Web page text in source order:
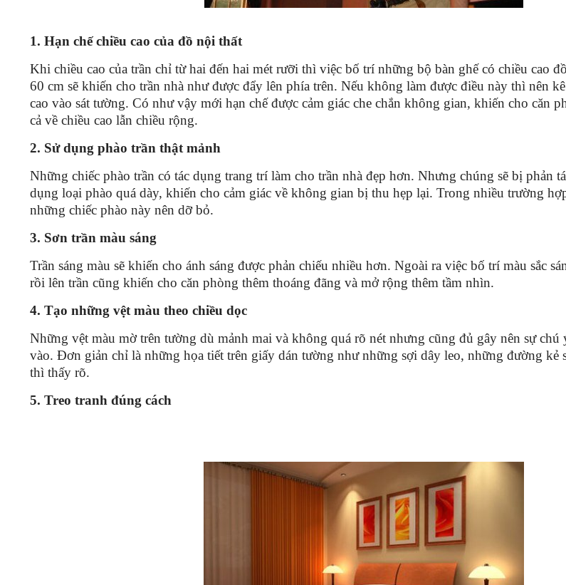
1. Hạn chế chiều cao của đồ nội thất
Khi chiều cao của trần chỉ từ hai đến hai mét rưỡi thì việc bố trí những bộ bàn ghế có chiều cao
60 cm sẽ khiến cho trần nhà như được đẩy lên phía trên. Nếu không làm được điều này thì nên
cao vào sát tường. Có như vậy mới hạn chế được cảm giác che chắn không gian, khiến cho căn
cả về chiều cao lẫn chiều rộng.
2. Sử dụng phào trần thật mảnh
Những chiếc phào trần có tác dụng trang trí làm cho trần nhà đẹp hơn. Nhưng chúng sẽ bị phản
dụng loại phào quá dày, khiến cho cảm giác về không gian bị thu hẹp lại. Trong nhiều trường
những chiếc phào này nên dỡ bỏ.
3. Sơn trần màu sáng
Trần sáng màu sẽ khiến cho ánh sáng được phản chiếu nhiều hơn. Ngoài ra việc bố trí màu sắc
rồi lên trần cũng khiến cho căn phòng thêm thoáng đãng và mở rộng thêm tầm nhìn.
4. Tạo những vệt màu theo chiều dọc
Những vệt màu mờ trên tường dù mảnh mai và không quá rõ nét nhưng cũng đủ gây nên sự chú
vào. Đơn giản chỉ là những họa tiết trên giấy dán tường như những sợi dây leo, những đường kẻ
thì thấy rõ.
5. Treo tranh đúng cách